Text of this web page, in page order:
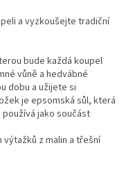
a vyzkoušejte tradiční
bude každá koupel
vůně a hedvábné
dobu a užijete si
je epsomská sůl, která
jako součást
výtažků z malin a třešní